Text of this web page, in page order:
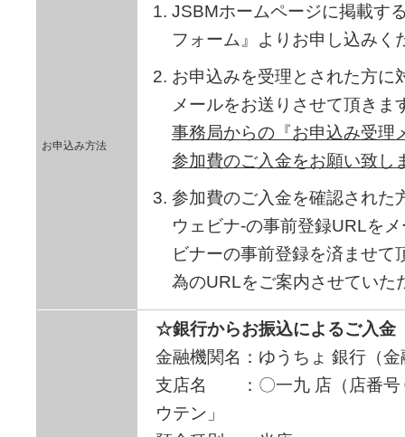
お申込み方法
JSBMホームページに掲載す
フォーム』よりお申し込みく
お申込みを受理とされた方に
メールをお送りさせて頂きま
事務局からの『お申込み受理
参加費のご入金をお願い致し
参加費のご入金を確認された
ウェビナ-の事前登録URLを
ビナーの事前登録を済ませて
為のURLをご案内させていた
☆銀行からお振込によるご入金
金融機関名：ゆうちょ 銀行（
支店名 ：〇一九 店（店番号
ウテン」